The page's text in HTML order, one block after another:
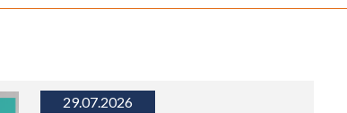
29.07.2026